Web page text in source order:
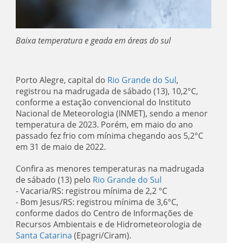
Baixa temperatura e geada em áreas do sul
Porto Alegre, capital do Rio Grande do Sul,
registrou na madrugada de sábado (13), 10,2°C,
conforme a estação convencional do Instituto
Nacional de Meteorologia (INMET), sendo a menor
temperatura de 2023. Porém, em maio do ano
passado fez frio com mínima chegando aos 5,2°C
em 31 de maio de 2022.
Confira as menores temperaturas na madrugada
de sábado (13) pelo Rio Grande do Sul
- Vacaria/RS: registrou mínima de 2,2 °C
- Bom Jesus/RS: registrou mínima de 3,6°C,
conforme dados do Centro de Informações de
Recursos Ambientais e de Hidrometeorologia de
Santa Catarina (Epagri/Ciram).